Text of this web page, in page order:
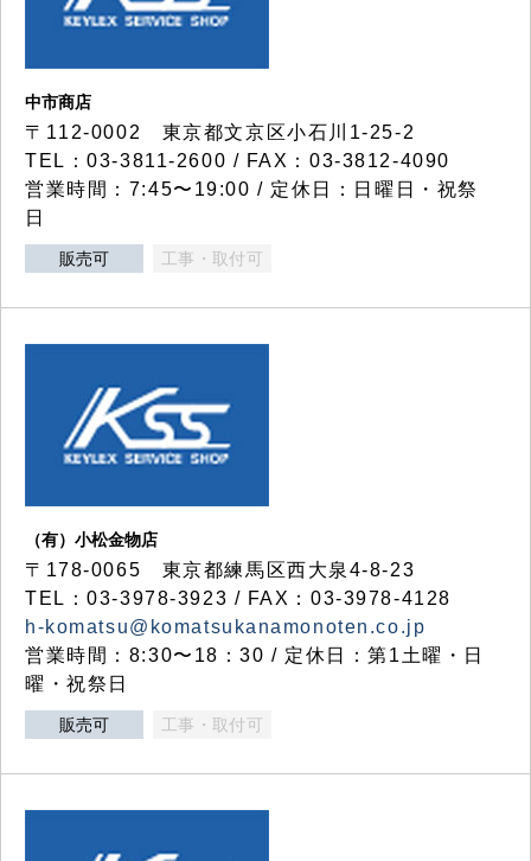
中市商店
〒112-0002 東京都文京区小石川1-25-2
TEL：03-3811-2600 / FAX：03-3812-4090
営業時間：7:45〜19:00 / 定休日：日曜日・祝祭
日
販売可 工事・取付可
（有）小松金物店
〒178-0065 東京都練馬区西大泉4-8-23
TEL：03-3978-3923 / FAX：03-3978-4128
h-komatsu@komatsukanamonoten.co.jp
営業時間：8:30〜18：30 / 定休日：第1土曜・日
曜・祝祭日
販売可 工事・取付可